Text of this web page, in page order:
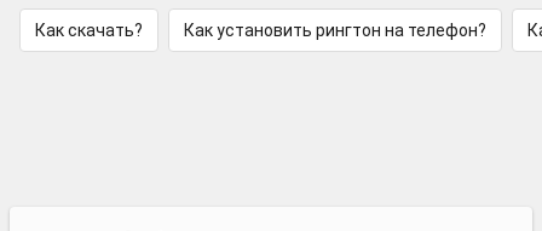
Как скачать? Как установить рингтон на телефон?